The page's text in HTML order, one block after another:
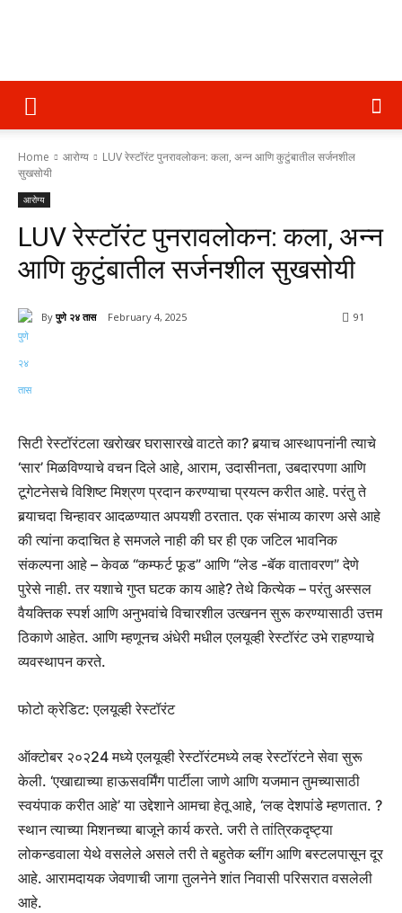
पुणे
२४
तास
Home आरोग्य
LUV रेस्टॉरंट पुनरावलोकन: कला, अन्न आणि कुटुंबातील सर्जनशील
सुखसोयी
आरोग्य
LUV रेस्टॉरंट पुनरावलोकन: कला, अन्न
आणि कुटुंबातील सर्जनशील सुखसोयी
By पुणे २४ तास February 4, 2025 91
सिटी रेस्टॉरंटला खरोखर घरासारखे वाटते का? बर्‍याच आस्थापनांनी त्याचे
‘सार’ मिळविण्याचे वचन दिले आहे, आराम, उदासीनता, उबदारपणा आणि
टूगेटनेसचे विशिष्ट मिश्रण प्रदान करण्याचा प्रयत्न करीत आहे. परंतु ते
बर्‍याचदा चिन्हावर आदळण्यात अपयशी ठरतात. एक संभाव्य कारण असे आहे
की त्यांना कदाचित हे समजले नाही की घर ही एक जटिल भावनिक
संकल्पना आहे – केवळ “कम्फर्ट फूड” आणि “लेड -बॅक वातावरण” देणे
पुरेसे नाही. तर यशाचे गुप्त घटक काय आहे? तेथे कित्येक – परंतु अस्सल
वैयक्तिक स्पर्श आणि अनुभवांचे विचारशील उत्खनन सुरू करण्यासाठी उत्तम
ठिकाणे आहेत. आणि म्हणूनच अंधेरी मधील एलयूव्ही रेस्टॉरंट उभे राहण्याचे
व्यवस्थापन करते.
फोटो क्रेडिट: एलयूव्ही रेस्टॉरंट
ऑक्टोबर २०२24 मध्ये एलयूव्ही रेस्टॉरंटमध्ये लव्ह रेस्टॉरंटने सेवा सुरू
केली. ‘एखाद्याच्या हाऊसवर्मिंग पार्टीला जाणे आणि यजमान तुमच्यासाठी
स्वयंपाक करीत आहे’ या उद्देशाने आमचा हेतू आहे, ‘लव्ह देशपांडे म्हणतात. ?
स्थान त्याच्या मिशनच्या बाजूने कार्य करते. जरी ते तांत्रिकदृष्ट्या
लोकन्डवाला येथे वसलेले असले तरी ते बहुतेक ब्लींग आणि बस्टलपासून दूर
आहे. आरामदायक जेवणाची जागा तुलनेने शांत निवासी परिसरात वसलेली
आहे.